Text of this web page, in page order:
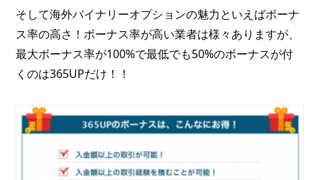
そして海外バイナリーオプションの魅力といえばボーナ
ス率の高さ！ボーナス率が高い業者は様々ありますが、
最大ボーナス率が100%で最低でも50%のボーナスが付
くのは365UPだけ！！